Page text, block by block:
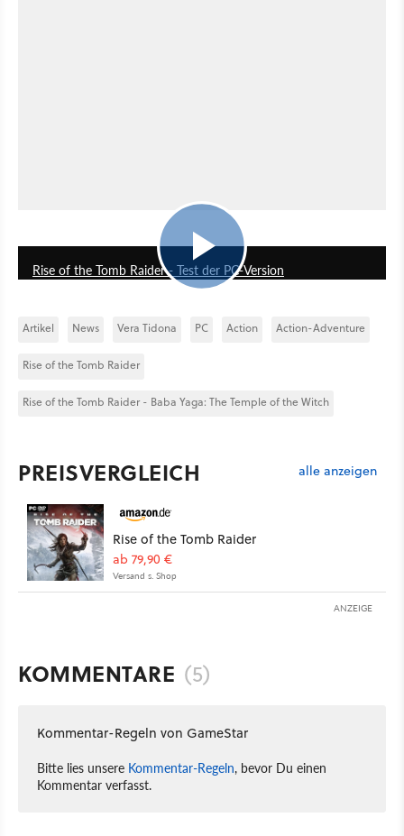
Rise of the Tomb Raider - Test der PC-Version
Artikel News Vera Tidona PC Action Action-Adventure
Rise of the Tomb Raider
Rise of the Tomb Raider - Baba Yaga: The Temple of the Witch
PREISVERGLEICH alle anzeigen
Rise of the Tomb Raider
ab 79,90 €
Versand s. Shop
ANZEIGE
KOMMENTARE (5)
Kommentar-Regeln von GameStar
Bitte lies unsere Kommentar-Regeln, bevor Du einen
Kommentar verfasst.